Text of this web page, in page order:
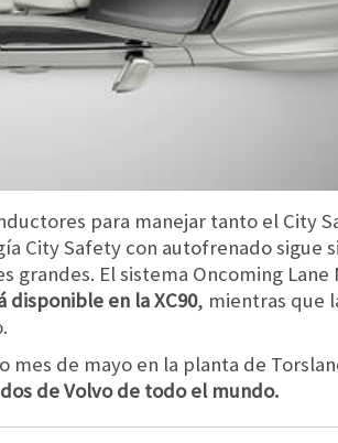
para manejar tanto el City
City Safety con autofrenado sigue
grandes. El sistema Oncoming Lane
disponible en la XC90, mientras que
de mayo en la planta de
de Volvo de todo el mundo.